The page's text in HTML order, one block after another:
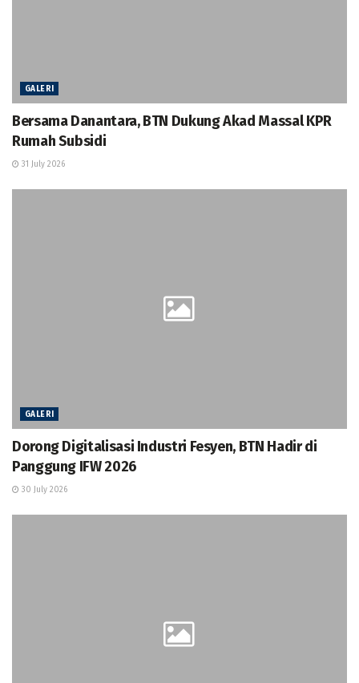
GALERI
Bersama Danantara, BTN Dukung Akad Massal KPR
Rumah Subsidi
31 July 2026
GALERI
Dorong Digitalisasi Industri Fesyen, BTN Hadir di
Panggung IFW 2026
30 July 2026